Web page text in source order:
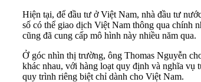
Hiện tại, để đầu tư ở Việt Nam, nhà đầu tư
số có thể giao dịch Việt Nam thông qua chính
cũng đã cung cấp mô hình này nhiều năm qua.
Ở góc nhìn thị trường, ông Thomas Nguyễn
khác nhau, với hàng loạt quy định và nghĩa vụ
quy trình riêng biệt chỉ dành cho Việt Nam.